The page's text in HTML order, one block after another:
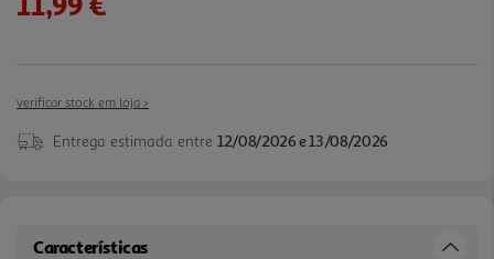
verificar stock em loja >
Entrega estimada entre 12/08/2026 e 13/08/2026
Características